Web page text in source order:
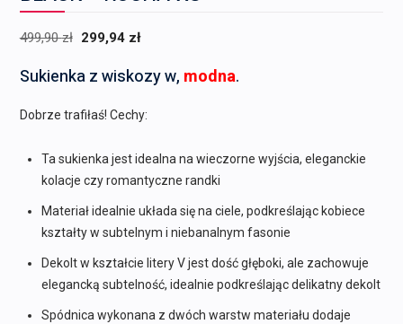
499,90zł Pierwotna
wynosiła:
499,90 zł.
299,94 zł
wynosi:
Sukienka z wiskozy w, modna.
Dobrze trafiłaś! Cechy:
Ta sukienka jest idealna na wieczorne wyjścia, eleganckie
kolacje czy romantyczne randki
Materiał idealnie układa się na ciele, podkreślając kobiece
kształty w subtelnym i niebanalnym fasonie
Dekolt w kształcie litery V jest dość głęboki, ale zachowuje
elegancką subtelność, idealnie podkreślając delikatny dekolt
Spódnica wykonana z dwóch warstw materiału dodaje